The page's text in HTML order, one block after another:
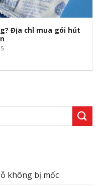
Địa chỉ mua gói hút
không bị mốc